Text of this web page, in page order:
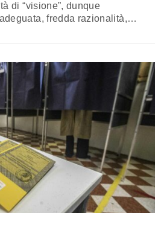
di “visione”, dunque
fredda razionalità,
La rubrica di Pino Pisicchio